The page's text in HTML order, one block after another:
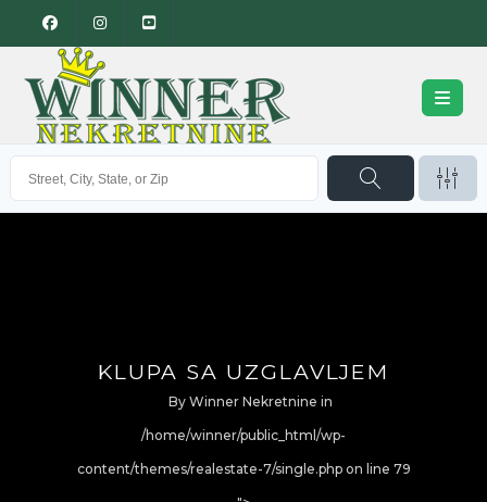
KLUPA SA UZGLAVLJEM
By Winner Nekretnine in
/home/winner/public_html/wp-
content/themes/realestate-7/single.php on line 79